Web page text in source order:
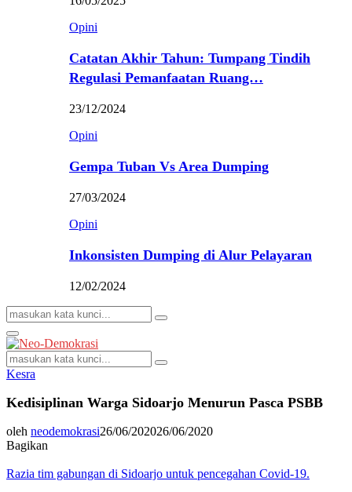
Opini
Catatan Akhir Tahun: Tumpang Tindih
Regulasi Pemanfaatan Ruang…
23/12/2024
Opini
Gempa Tuban Vs Area Dumping
27/03/2024
Opini
Inkonsisten Dumping di Alur Pelayaran
12/02/2024
Search
for:
Search
Primary
Menu
Search
for:
Search
Kesra
Kedisiplinan Warga Sidoarjo Menurun Pasca PSBB
oleh neodemokrasi26/06/202026/06/2020
Bagikan
Razia tim gabungan di Sidoarjo untuk pencegahan Covid-19.